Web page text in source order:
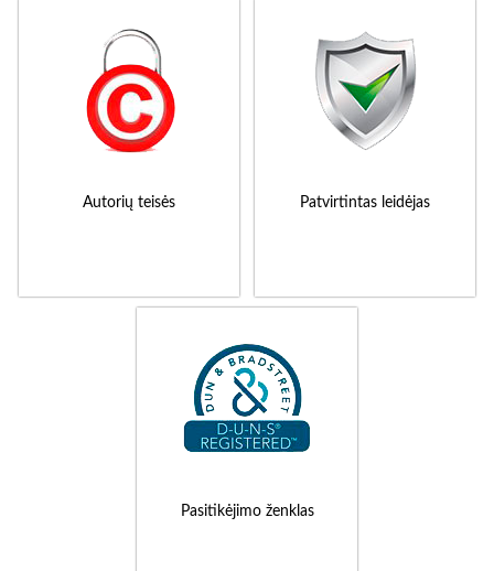
Autorių teisės Patvirtintas leidėjas
Pasitikėjimo ženklas